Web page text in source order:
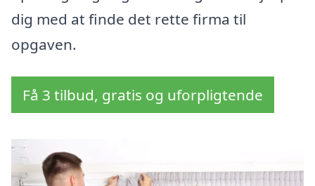
dig med at finde det rette firma til
opgaven.
Få 3 tilbud, gratis og uforpligtende